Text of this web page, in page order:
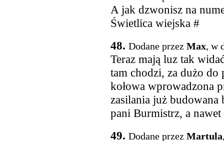
A jak dzwonisz na
Świetlica wiejska #
48. Dodane przez Max, w
Teraz mają luz tak
tam chodzi, za dużo do
kołowa wprowadzona
zasilania już budowana
pani Burmistrz, a
49. Dodane przez Martula